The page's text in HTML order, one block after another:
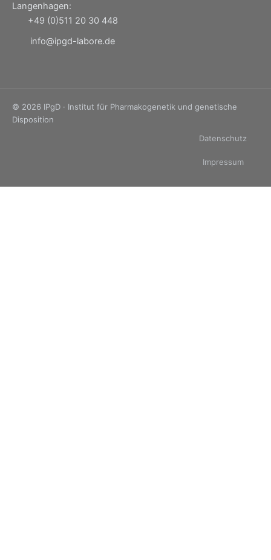
Langenhagen:
+49 (0)511 20 30 448
info@ipgd-labore.de
© 2026 IPgD · Institut für Pharmakogenetik und genetische
Disposition
Datenschutz
Impressum